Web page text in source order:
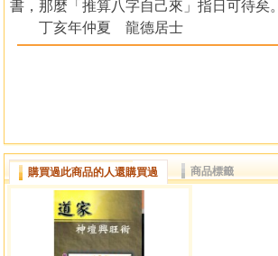
書，那麼「推算八字自己來」指日可待矣。
丁亥年仲夏 龍德居士
支五行及方位
五行生剋
五行特性
沖剋刑害
購買過此商品的人還購買過 商品標籤